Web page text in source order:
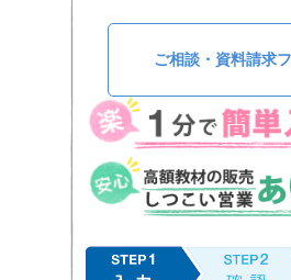
ご相談・資料請求